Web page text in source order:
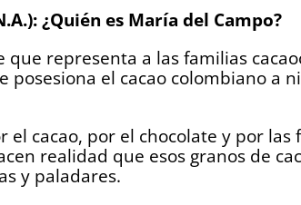
¿Quién es María del Campo?
que representa a las familias
posesiona el cacao colombiano a
cacao, por el chocolate y por las
realidad que esos granos de
y paladares.